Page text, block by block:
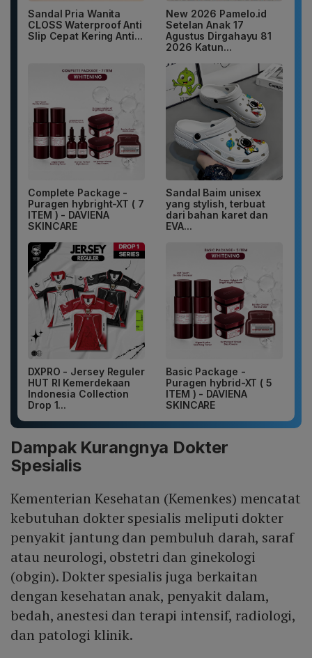
Sandal Pria Wanita
CLOSS Waterproof Anti
Slip Cepat Kering Anti...
New 2026 Pamelo.id
Setelan Anak 17
Agustus Dirgahayu 81
2026 Katun...
Complete Package -
Puragen hybright-XT ( 7
ITEM ) - DAVIENA
SKINCARE
Sandal Baim unisex
yang stylish, terbuat
dari bahan karet dan
EVA...
DXPRO - Jersey Reguler
HUT RI Kemerdekaan
Indonesia Collection
Drop 1...
Basic Package -
Puragen hybrid-XT ( 5
ITEM ) - DAVIENA
SKINCARE
Dampak Kurangnya Dokter
Spesialis
Kementerian Kesehatan (Kemenkes) mencatat
kebutuhan dokter spesialis meliputi dokter
penyakit jantung dan pembuluh darah, saraf
atau neurologi, obstetri dan ginekologi
(obgin). Dokter spesialis juga berkaitan
dengan kesehatan anak, penyakit dalam,
bedah, anestesi dan terapi intensif, radiologi,
dan patologi klinik.